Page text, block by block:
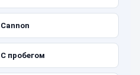
Cannon
С пробегом